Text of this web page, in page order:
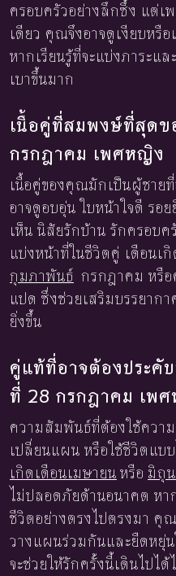
ครอบครัวอย่างลึกซึ้ง แต่เ
เดียว คุณจึงอาจดูเงียบหรื
หากเรียนรู้ที่จะแบ่งภาระแ
เบาขึ้นมาก
เนื้อคู่ที่สมพงษ์ที่สุด
กรกฎาคม เพศหญิง
เนื้อคู่ของคุณมักเป็นผู้ชาย
อาจดูอบอุ่น ใบหน้าใจดี รอ
เห็น นิสัยรักบ้าน รักครอบ
แบ่งหน้าที่ในชีวิตคู่ เดือนเ
กุมภาพันธ์ กรกฎาคม หรือ
แปด ซึ่งช่วยเสริมบรรยาก
ยิ่งขึ้น
คู่แท้ที่อาจต้องประคั
ที่ 28 กรกฎาคม เพ
ความสัมพันธ์ที่ต้องใช้ควา
เปลี่ยนแผน หรือใช้ชีวิตแบ
เกิดเดือนเมษายน หรือ มิถุ
ไม่ปลอดภัยด้านอนาคต หา
ชีวิตอย่างตรงไปตรงมา คุ
วางแผนร่วมกันและยืดหยุ่
จะช่วยให้รักครั้งนี้เดินไปได้